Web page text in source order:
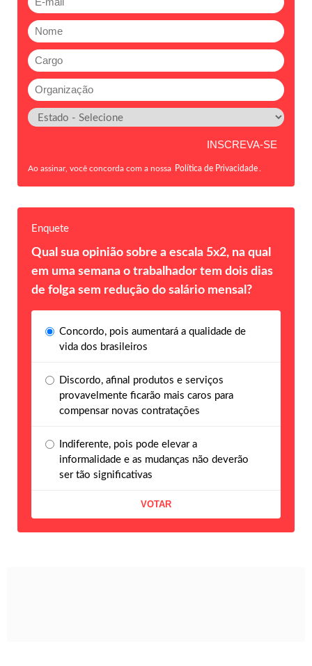
Ao assinar, você concorda com a nossa Política de Privacidade
Enquete
Qual sua opinião sobre a escala 5x2, na qual
em uma semana o trabalhador tem dois dias
de folga sem redução do salário mensal?
Concordo, pois aumentará a qualidade de
vida dos brasileiros
Discordo, afinal produtos e serviços
provavelmente ficarão mais caros para
compensar novas contratações
Indiferente, pois pode elevar a
informalidade e as mudanças não deverão
ser tão significativas